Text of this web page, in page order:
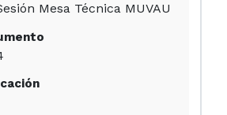
Mesa Técnica MUVAU